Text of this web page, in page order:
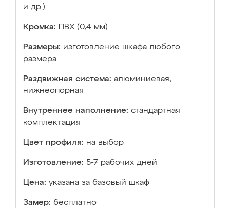
и др.)
Кромка: ПВХ (0,4 мм)
Размеры: изготовление шкафа любого
размера
Раздвижная система: алюминиевая,
нижнеопорная
Внутреннее наполнение: стандартная
комплектация
Цвет профиля: на выбор
Изготовление: 5-7 рабочих дней
Цена: указана за базовый шкаф
Замер: бесплатно